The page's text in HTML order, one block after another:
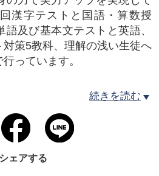
漢字テストと国語・算数授
及び基本文テストと英語、
策5教科、理解の浅い生徒へ
っています。
すること（プレゼン学習）
。
自習スペースは開校時間内は
続きを読む
シェアする